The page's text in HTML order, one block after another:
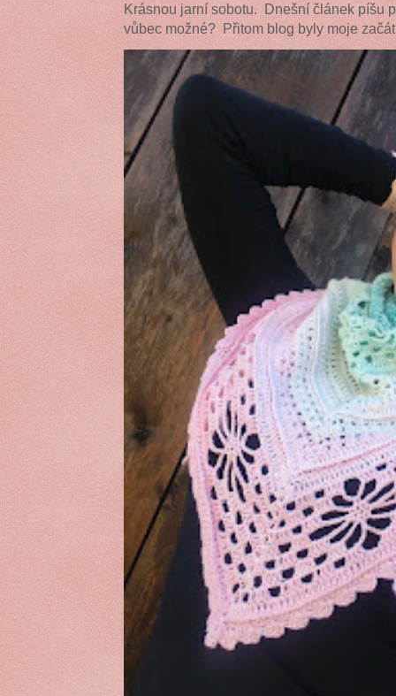
Krásnou jarní sobotu. Dnešní článek píšu
vůbec možné? Přitom blog byly moje